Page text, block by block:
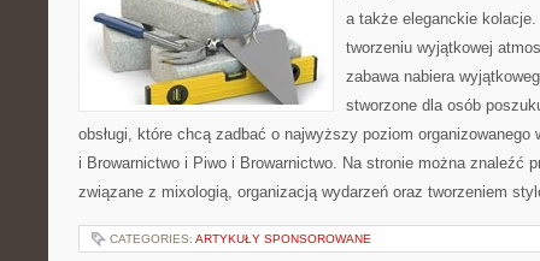
a także eleganckie
tworzeniu wyjątkowej
zabawa nabiera
stworzone dla osób
obsługi, które chcą zadbać o najwyższy poziom organizowanego
i Browarnictwo i Piwo i Browarnictwo. Na stronie można znaleźć
związane z mixologią, organizacją wydarzeń oraz tworzeniem
CATEGORIES: ARTYKUŁY SPONSOROWANE